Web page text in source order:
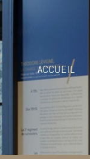
ACCUEIL